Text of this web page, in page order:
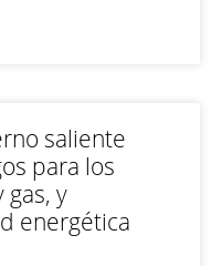
saliente
para los
gas, y
energética